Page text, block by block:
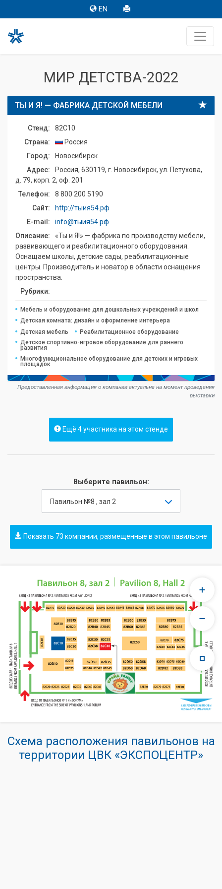
EN
МИР ДЕТСТВА-2022
ТЫ И Я! — ФАБРИКА ДЕТСКОЙ МЕБЕЛИ
Стенд:
82C10
Страна:
Россия
Город:
Новосибирск
Адрес:
Россия, 630119, г. Новосибирск, ул. Петухова,
д. 79, корп. 2, оф. 201
Телефон:
8 800 200 5190
Сайт:
http://тыия54.рф
E-mail:
info@тыия54.рф
Описание:
«Ты и Я!» — фабрика по производству мебели,
развивающего и реабилитационного оборудования.
Оснащаем школы, детские сады, реабилитационные
центры. Производитель и новатор в области оснащения
пространства.
Рубрики:
Мебель и оборудование для дошкольных учреждений и школ
Детская комната: дизайн и оформление интерьера
Детская мебель
Реабилитационное оборудование
Детское спортивно-игровое оборудование для раннего
развития
Многофункциональное оборудование для детских и игровых
площадок
Предоставленная информация о компании актуальна на момент проведения
выставки
Ещё 4 участника на этом стенде
Выберите павильон:
Павильон №8 , зал 2
Показать 73 компании, размещенные в этом павильоне
Схема расположения павильонов на
территории ЦВК «ЭКСПОЦЕНТР»